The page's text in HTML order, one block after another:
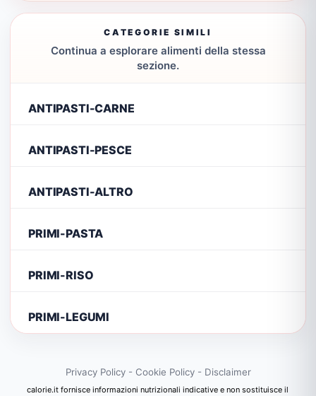
CATEGORIE SIMILI
Continua a esplorare alimenti della stessa
sezione.
ANTIPASTI-CARNE
ANTIPASTI-PESCE
ANTIPASTI-ALTRO
PRIMI-PASTA
PRIMI-RISO
PRIMI-LEGUMI
Privacy Policy- Cookie Policy- Disclaimer
calorie.it fornisce informazioni nutrizionali indicative e non sostituisce il